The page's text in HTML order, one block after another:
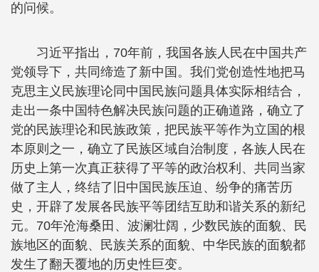
的问候。
习近平指出，70年前，我国各族人民在中国共产
党领导下，共同缔造了新中国。我们党创造性地把马
克思主义民族理论同中国民族问题具体实际相结合，
走出一条中国特色解决民族问题的正确道路，确立了
党的民族理论和民族政策，把民族平等作为立国的根
本原则之一，确立了民族区域自治制度，各族人民在
历史上第一次真正获得了平等的政治权利、共同当家
做了主人，终结了旧中国民族压迫、纷争的痛苦历
史，开辟了发展各民族平等团结互助和谐关系的新纪
元。70年沧海桑田、波澜壮阔，少数民族的面貌、民
族地区的面貌、民族关系的面貌、中华民族的面貌都
发生了翻天覆地的历史性巨变。